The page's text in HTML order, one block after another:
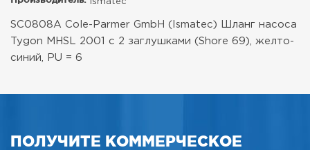
Ismatec
SC0808A Cole-Parmer GmbH (Ismatec) Шланг насоса
Tygon MHSL 2001 с 2 заглушками (Shore 69), желто-
синий, PU = 6
ПОЛУЧИТЕ КОММЕРЧЕСКОЕ